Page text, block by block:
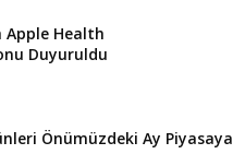
Apple Health
Duyuruldu
Önümüzdeki Ay Piyasaya